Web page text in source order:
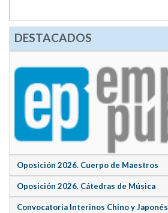
DESTACADOS
Oposición 2026. Cuerpo de Maestros
Oposición 2026. Cátedras de Música
Convocatoria Interinos Chino y Japonés